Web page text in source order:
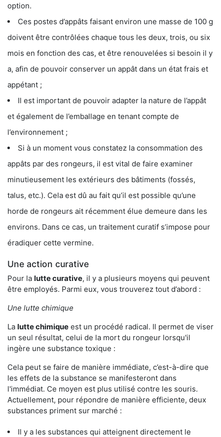
option.
Ces postes d’appâts faisant environ une masse de 100 g
doivent être contrôlées chaque tous les deux, trois, ou six
mois en fonction des cas, et être renouvelées si besoin il y
a, afin de pouvoir conserver un appât dans un état frais et
appétant ;
Il est important de pouvoir adapter la nature de l’appât
et également de l’emballage en tenant compte de
l’environnement ;
Si à un moment vous constatez la consommation des
appâts par des rongeurs, il est vital de faire examiner
minutieusement les extérieurs des bâtiments (fossés,
talus, etc.). Cela est dû au fait qu’il est possible qu’une
horde de rongeurs ait récemment élue demeure dans les
environs. Dans ce cas, un traitement curatif s’impose pour
éradiquer cette vermine.
Une action curative
Pour la lutte curative, il y a plusieurs moyens qui peuvent
être employés. Parmi eux, vous trouverez tout d’abord :
Une lutte chimique
La lutte chimique est un procédé radical. Il permet de viser
un seul résultat, celui de la mort du rongeur lorsqu'il
ingère une substance toxique :
Cela peut se faire de manière immédiate, c’est-à-dire que
les effets de la substance se manifesteront dans
l'immédiat. Ce moyen est plus utilisé contre les souris.
Actuellement, pour répondre de manière efficiente, deux
substances priment sur marché :
Il y a les substances qui atteignent directement le